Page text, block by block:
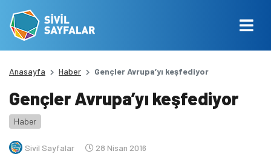
Anasayfa Haber Gençler Avrupa’yı keşfediyor
Gençler Avrupa’yı keşfediyor
Haber
Sivil Sayfalar 28 Nisan 2016